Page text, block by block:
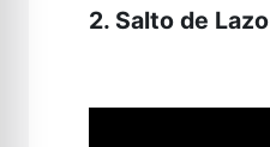
2. Salto de Lazo